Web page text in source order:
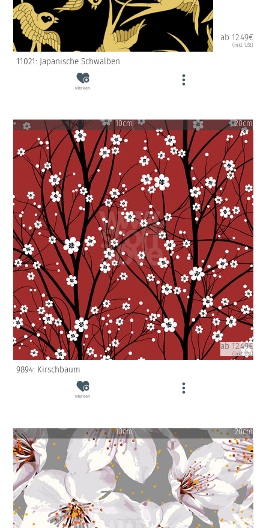
ab 12.49€
(inkl. USt)
11021: Japanische Schwalben
Merken
10cm 20cm
ab 12.49€
(inkl. USt)
9894: Kirschbaum
Merken
10cm 20cm